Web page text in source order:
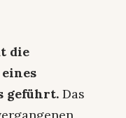
die
geführt. Das